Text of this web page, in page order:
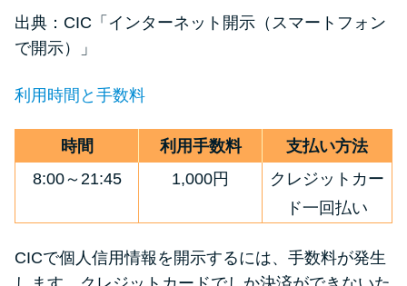
出典：CIC「 インターネット開示（スマートフォン
で開示）
」
利用時間と手数料
時間 利用手数料
支払い方法
8:00～21:45
1,000円
クレジットカー
ド一回払い
CICで個人信用情報を開示するには、手数料が発生